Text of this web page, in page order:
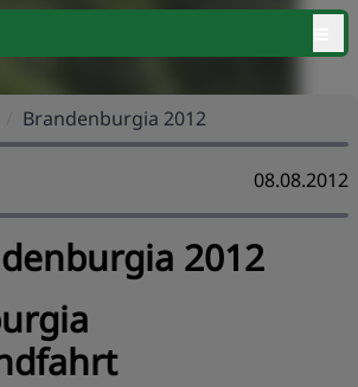
Brandenburgia 2012
08.08.2012
2012